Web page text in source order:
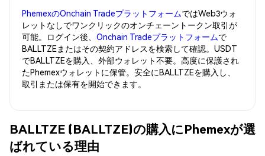
PhemexのOnchain TradeプラットフォームではWeb3ウォ
レットなしでワンクリックのオンチェーントークン取引が
可能。ログイン後、 Onchain Tradeプラットフォームで
BALLTZEまたはその契約アドレスを検索して確認。USDT
でBALLTZEを購入、外部ウォレット不要。高度に保護され
たPhemexウォレットに保管。安全にBALLTZEを購入し、
取引または保有を開始できます。
BALLTZE (BALLTZE)の購入にPhemexが選
ばれている理由